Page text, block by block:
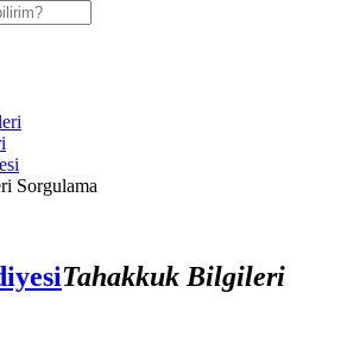
Sorgulama
Tahakkuk Bilgileri